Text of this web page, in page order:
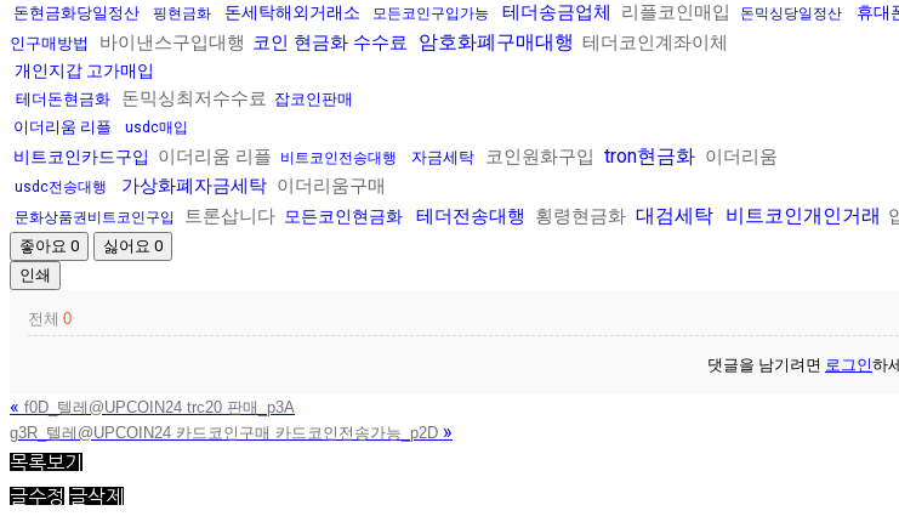
돈현금화당일정산 핑현금화 돈세탁해외거래소 모든코인구입가능 테더송금업체 리플코인매입 돈믹싱당일정산 휴대
인구매방법
바이낸스구입대행 코인 현금화 수수료 암호화폐구매대행 테더코인계좌이체
개인지갑 고가매입
테더돈현금화 돈믹싱최저수수료 잡코인판매
이더리움 리플
usdc매입
비트코인카드구입 이더리움 리플 비트코인전송대행 자금세탁 코인원화구입 tron현금화 이더리움
usdc전송대행 가상화폐자금세탁 이더리움구매
문화상품권비트코인구입 트론삽니다 모든코인현금화 테더전송대행 횡령현금화 대검세탁 비트코인개인거래
좋아요 0 싫어요 0
인쇄
전체 0
댓글을 남기려면 로그인하
« f0D_텔레@UPCOIN24 trc20 판매_p3A
g3R_텔레@UPCOIN24 카드코인구매 카드코인전송가능_p2D »
목록보기
글수정 글삭제